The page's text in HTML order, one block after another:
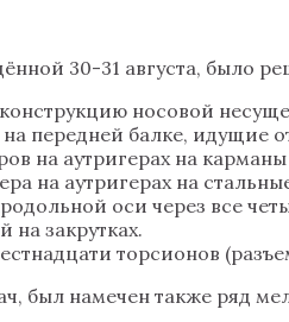
30-31 августа, было
носовой
передней балке, идущие
на аутригерах на
на аутригерах на
оси через все
на закрутках.
торсионов
был намечен также ряд